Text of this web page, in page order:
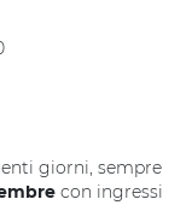
giorni, sempre
con ingressi